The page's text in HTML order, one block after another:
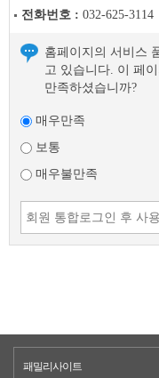
음 전화번호 : 032-625-3114
홈페이지의 서비스
고 있습니다. 이 페
만족하셨습니까?
매우만족
보통
매우불만족
패밀리사이트